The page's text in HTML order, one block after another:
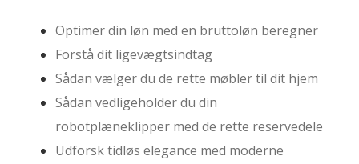
Optimer din løn med en bruttoløn beregner
Forstå dit ligevægtsindtag
Sådan vælger du de rette møbler til dit hjem
Sådan vedligeholder du din
robotplæneklipper med de rette reservedele
Udforsk tidløs elegance med moderne